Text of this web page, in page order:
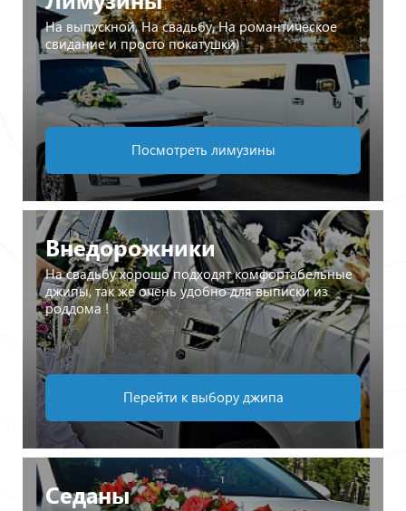
На выпускной, На свадьбу, На романтическое
свидание и просто покатушки)
Посмотреть лимузины
Внедорожники
На свадьбу хорошо подходят комфортабельные
джипы, так же очень удобно для выписки из
роддома !
Перейти к выбору джипа
Седаны